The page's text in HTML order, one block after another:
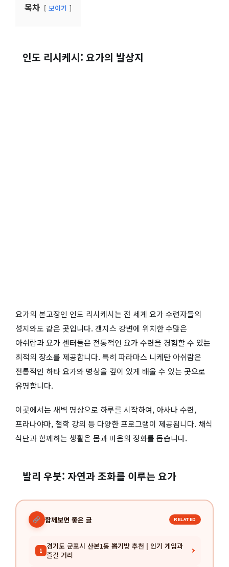
목차 보이기
인도 리시케시: 요가의 발상지
요가의 본고장인 인도 리시케시는 전 세계 요가 수련자들의
성지와도 같은 곳입니다. 갠지스 강변에 위치한 수많은
아쉬람과 요가 센터들은 전통적인 요가 수련을 경험할 수 있는
최적의 장소를 제공합니다. 특히 파라마스 니케탄 아쉬람은
전통적인 하타 요가와 명상을 깊이 있게 배울 수 있는 곳으로
유명합니다.
이곳에서는 새벽 명상으로 하루를 시작하여, 아사나 수련,
프라나야마, 철학 강의 등 다양한 프로그램이 제공됩니다. 채식
식단과 함께하는 생활은 몸과 마음의 정화를 돕습니다.
발리 우붓: 자연과 조화를 이루는 요가
함께보면 좋은 글 RELATED
1 경기도 군포시 산본1동 뽑기방 추천 | 인기 게임과
즐길 거리